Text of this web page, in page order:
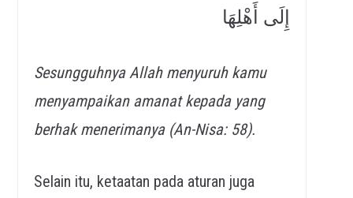
إِلَى أَهْلِهَا
Sesungguhnya Allah menyuruh kamu
menyampaikan amanat kepada yang
berhak menerimanya (An-Nisa: 58).
Selain itu, ketaatan pada aturan juga